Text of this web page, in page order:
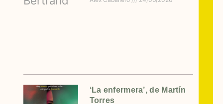
‘La enfermera’, de Martín
Torres